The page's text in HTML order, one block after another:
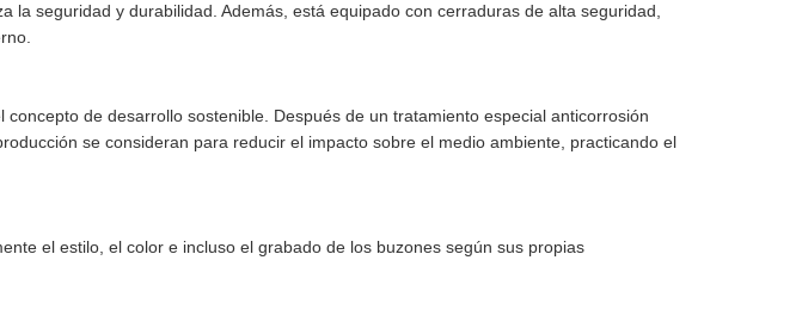
seguridad y durabilidad. Además, está equipado con cerraduras de alta seguridad,
de desarrollo sostenible. Después de un tratamiento especial anticorrosión
se consideran para reducir el impacto sobre el medio ambiente, practicando el
el estilo, el color e incluso el grabado de los buzones según sus propias